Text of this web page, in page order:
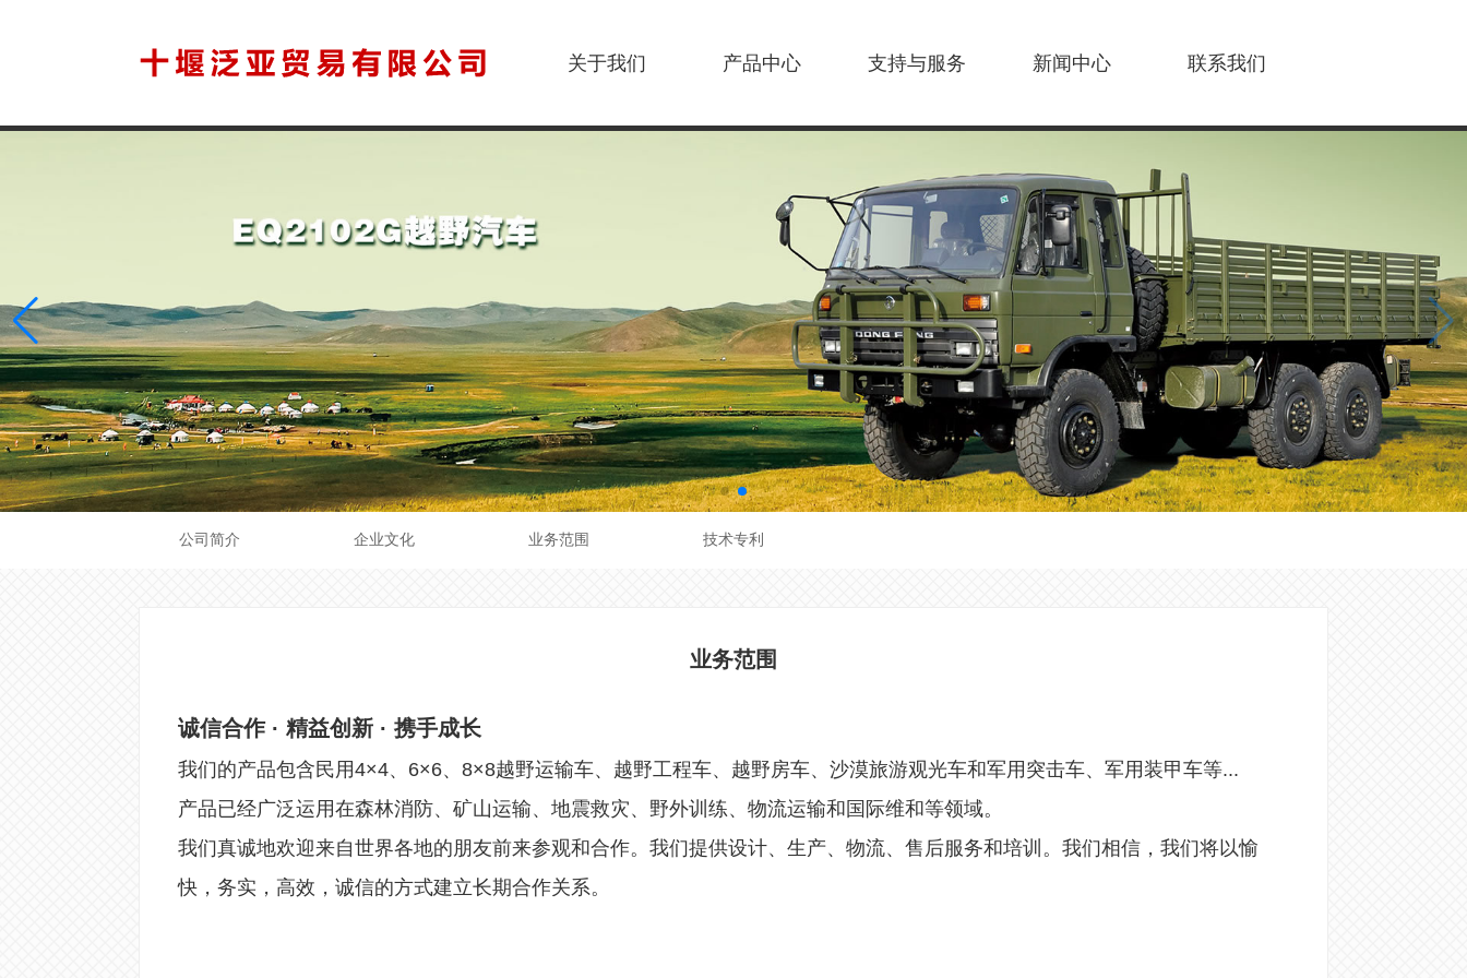
关于我们 产品中心 支持与服务 新闻中心 联系我们
公司简介 企业文化 业务范围 技术专利
业务范围
诚信合作 · 精益创新 · 携手成长
我们的产品包含民用4×4、6×6、8×8越野运输车、越野工程车、越野房车、沙漠旅游观光车和军用突击车、军用装甲车等...
产品已经广泛运用在森林消防、矿山运输、地震救灾、野外训练、物流运输和国际维和等领域。
我们真诚地欢迎来自世界各地的朋友前来参观和合作。我们提供设计、生产、物流、售后服务和培训。我们相信，我们将以愉
快，务实，高效，诚信的方式建立长期合作关系。